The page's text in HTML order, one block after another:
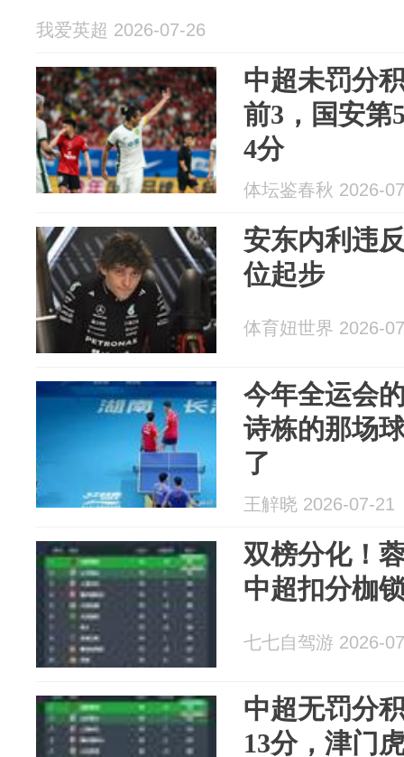
我爱英超 2026-07-26
中超未罚分
前3，国安第
4分
体坛鉴春秋 2026-
安东内利违
位起步
体育妞世界 2026-
今年全运会
诗栋的那场
了
王觪晓 2026-07-21
双榜分化！
中超扣分枷
七七自驾游 2026-
中超无罚分
13分，津门